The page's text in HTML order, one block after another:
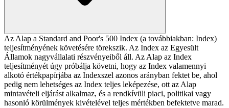
Az Alap a Standard and Poor's 500 Index (a továbbiakban: Index)
teljesítményének követésére törekszik. Az Index az Egyesült
Államok nagyvállalati részvényeiből áll. Az Alap az Index
teljesítményét úgy próbálja követni, hogy az Index valamennyi
alkotó értékpapírjába az Indexszel azonos arányban fektet be, ahol
pedig nem lehetséges az Index teljes leképezése, ott az Alap
mintavételi eljárást alkalmaz, és a rendkívüli piaci, politikai vagy
hasonló körülmények kivételével teljes mértékben befektetve marad.